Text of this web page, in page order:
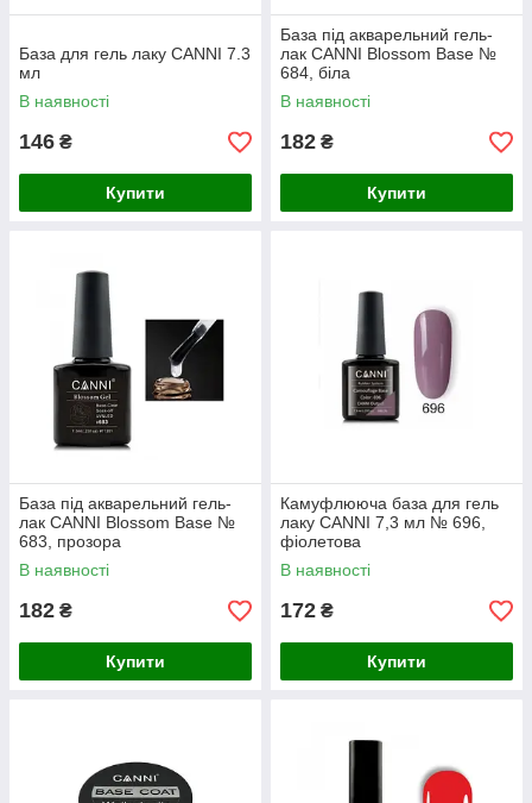
База для гель лаку CANNI 7.3
мл
В наявності
146 ₴
Купити
База під акварельний гель-
лак CANNI Blossom Base №
684, біла
В наявності
182 ₴
Купити
База під акварельний гель-
лак CANNI Blossom Base №
683, прозора
В наявності
182 ₴
Купити
Камуфлююча база для гель
лаку CANNI 7,3 мл № 696,
фіолетова
В наявності
172 ₴
Купити